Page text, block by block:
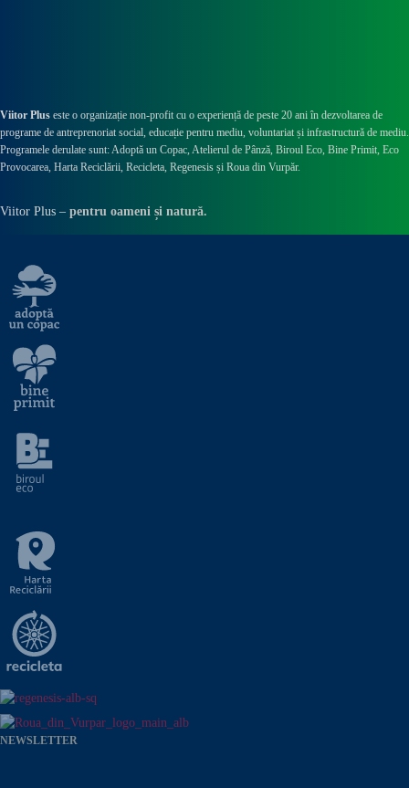
Viitor Plus este o organizație non-profit cu o experiență de peste 20 ani în dezvoltarea de
programe de antreprenoriat social, educație pentru mediu, voluntariat și infrastructură de mediu.
Programele derulate sunt: Adoptă un Copac, Atelierul de Pânză, Biroul Eco, Bine Primit, Eco
Provocarea, Harta Reciclării, Recicleta, Regenesis și Roua din Vurpăr.
Viitor Plus – pentru oameni și natură.
NEWSLETTER